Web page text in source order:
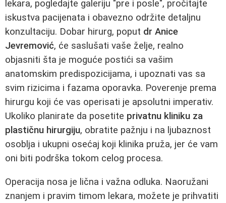
lekara, pogledajte galeriju "pre i posle", pročitajte
iskustva pacijenata i obavezno održite detaljnu
konzultaciju. Dobar hirurg, poput dr Anice
Jevremović, će saslušati vaše želje, realno
objasniti šta je moguće postići sa vašim
anatomskim predispozicijama, i upoznati vas sa
svim rizicima i fazama oporavka. Poverenje prema
hirurgu koji će vas operisati je apsolutni imperativ.
Ukoliko planirate da posetite privatnu kliniku za
plastičnu hirurgiju, obratite pažnju i na ljubaznost
osoblja i ukupni osećaj koji klinika pruža, jer će vam
oni biti podrška tokom celog procesa.
Operacija nosa je lična i važna odluka. Naoružani
znanjem i pravim timom lekara, možete je prihvatiti